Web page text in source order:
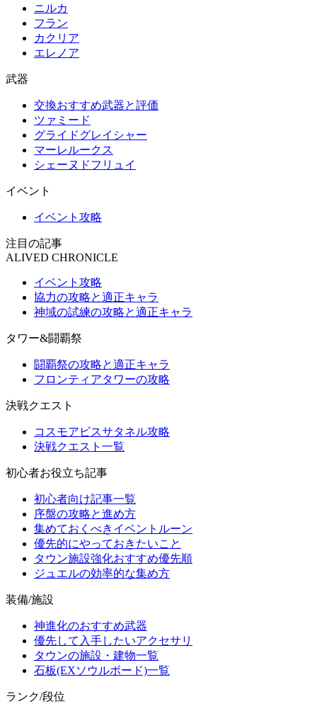
ニルカ
フラン
カクリア
エレノア
武器
交換おすすめ武器と評価
ツァミード
グライドグレイシャー
マーレルークス
シェーヌドフリュイ
イベント
イベント攻略
注目の記事
ALIVED CHRONICLE
イベント攻略
協力の攻略と適正キャラ
神域の試練の攻略と適正キャラ
タワー&闘覇祭
闘覇祭の攻略と適正キャラ
フロンティアタワーの攻略
決戦クエスト
コスモアビスサタネル攻略
決戦クエスト一覧
初心者お役立ち記事
初心者向け記事一覧
序盤の攻略と進め方
集めておくべきイベントルーン
優先的にやっておきたいこと
タウン施設強化おすすめ優先順
ジュエルの効率的な集め方
装備/施設
神進化のおすすめ武器
優先して入手したいアクセサリ
タウンの施設・建物一覧
石板(EXソウルボード)一覧
ランク/段位